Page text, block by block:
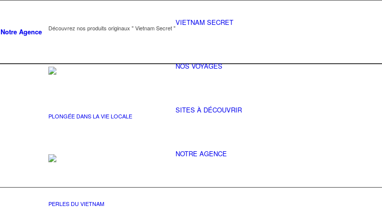
Notre Agence
VIETNAM SECRET
Découvrez nos produits originaux " Vietnam Secret "
PLONGÉE DANS LA VIE LOCALE
PERLES DU VIETNAM
NOS VOYAGES
SITES À DÉCOUVRIR
NOTRE AGENCE